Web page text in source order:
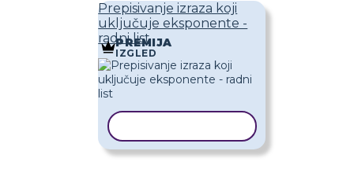
Prepisivanje izraza koji
uključuje eksponente -
radni list
PREMIJA
IZGLED